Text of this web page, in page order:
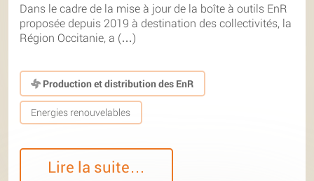
Dans le cadre de la mise à jour de la boîte à outils EnR
proposée depuis 2019 à destination des collectivités, la
Région Occitanie, a (…)
Production et distribution des EnR
Energies renouvelables
Lire la suite…